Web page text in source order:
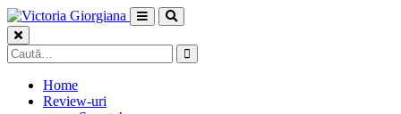
Skip
to
content
Caută
după:
Home
Review-uri